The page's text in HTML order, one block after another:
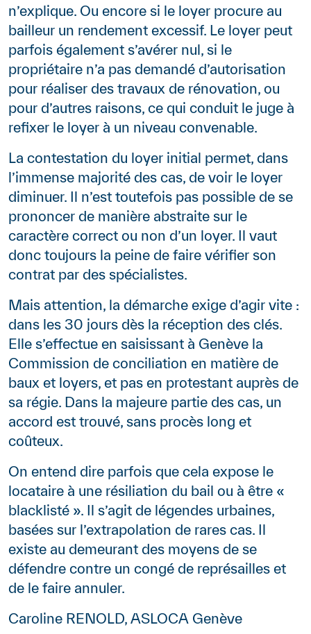
n’explique. Ou encore si le loyer procure au
bailleur un rendement excessif. Le loyer peut
parfois également s’avérer nul, si le
propriétaire n’a pas demandé d’autorisation
pour réaliser des travaux de rénovation, ou
pour d’autres raisons, ce qui conduit le juge à
refixer le loyer à un niveau convenable.
La contestation du loyer initial permet, dans
l’immense majorité des cas, de voir le loyer
diminuer. Il n’est toutefois pas possible de se
prononcer de manière abstraite sur le
caractère correct ou non d’un loyer. Il vaut
donc toujours la peine de faire vérifier son
contrat par des spécialistes.
Mais attention, la démarche exige d’agir vite :
dans les 30 jours dès la réception des clés.
Elle s’effectue en saisissant à Genève la
Commission de conciliation en matière de
baux et loyers, et pas en protestant auprès de
sa régie. Dans la majeure partie des cas, un
accord est trouvé, sans procès long et
coûteux.
On entend dire parfois que cela expose le
locataire à une résiliation du bail ou à être «
blacklisté ». Il s’agit de légendes urbaines,
basées sur l’extrapolation de rares cas. Il
existe au demeurant des moyens de se
défendre contre un congé de représailles et
de le faire annuler.
Caroline RENOLD, ASLOCA Genève